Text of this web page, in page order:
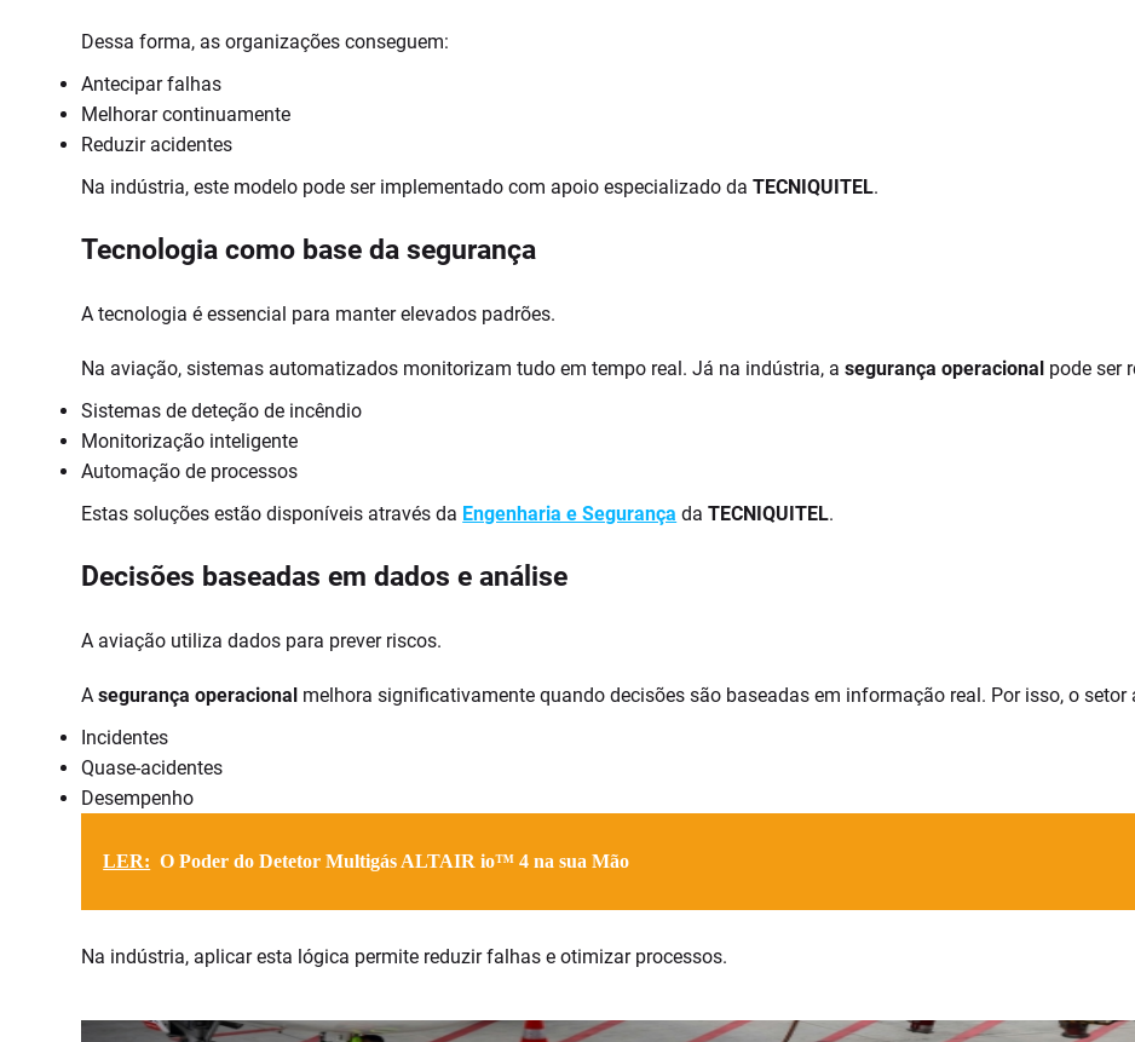
Dessa forma, as organizações conseguem:
Antecipar falhas
Melhorar continuamente
Reduzir acidentes
Na indústria, este modelo pode ser implementado com apoio especializado daTECNIQUITEL.
Tecnologia como base da segurança
A tecnologia é essencial para manter elevados padrões.
Na aviação, sistemas automatizados monitorizam tudo em tempo real. Já na indústria, asegurança operacional pode ser
Sistemas de deteção de incêndio
Monitorização inteligente
Automação de processos
Estas soluções estão disponíveis através da Engenharia e Segurança daTECNIQUITEL.
Decisões baseadas em dados e análise
A aviação utiliza dados para prever riscos.
Asegurança operacional melhora significativamente quando decisões são baseadas em informação real. Por isso, o
Incidentes
Quase-acidentes
Desempenho
LER: O Poder do Detetor Multigás ALTAIR io™ 4 na sua Mão
Na indústria, aplicar esta lógica permite reduzir falhas e otimizar processos.